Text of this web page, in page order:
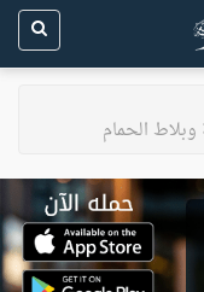
الحمام